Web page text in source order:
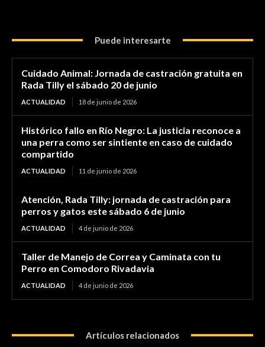
Puede interesarte
Cuidado Animal: Jornada de castración gratuita en
Rada Tilly el sábado 20 de junio
ACTUALIDAD 18 de junio de 2026
Histórico fallo en Río Negro: La justicia reconoce a
una perra como ser sintiente en caso de cuidado
compartido
ACTUALIDAD 11 de junio de 2026
Atención, Rada Tilly: jornada de castración para
perros y gatos este sábado 6 de junio
ACTUALIDAD 4 de junio de 2026
Taller de Manejo de Correa y Caminata con tu
Perro en Comodoro Rivadavia
ACTUALIDAD 4 de junio de 2026
Artículos relacionados